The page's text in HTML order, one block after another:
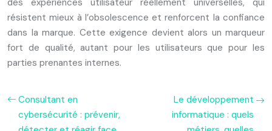
des expériences utilisateur réellement universelles, qui
résistent mieux à l’obsolescence et renforcent la confiance
dans la marque. Cette exigence devient alors un marqueur
fort de qualité, autant pour les utilisateurs que pour les
parties prenantes internes.
Consultant en
cybersécurité : prévenir,
Le développement
informatique : quels